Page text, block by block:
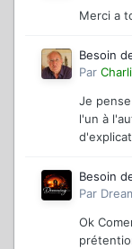
Merci a
Besoin
Par
Je
l'un à
Besoin
Par
Ok